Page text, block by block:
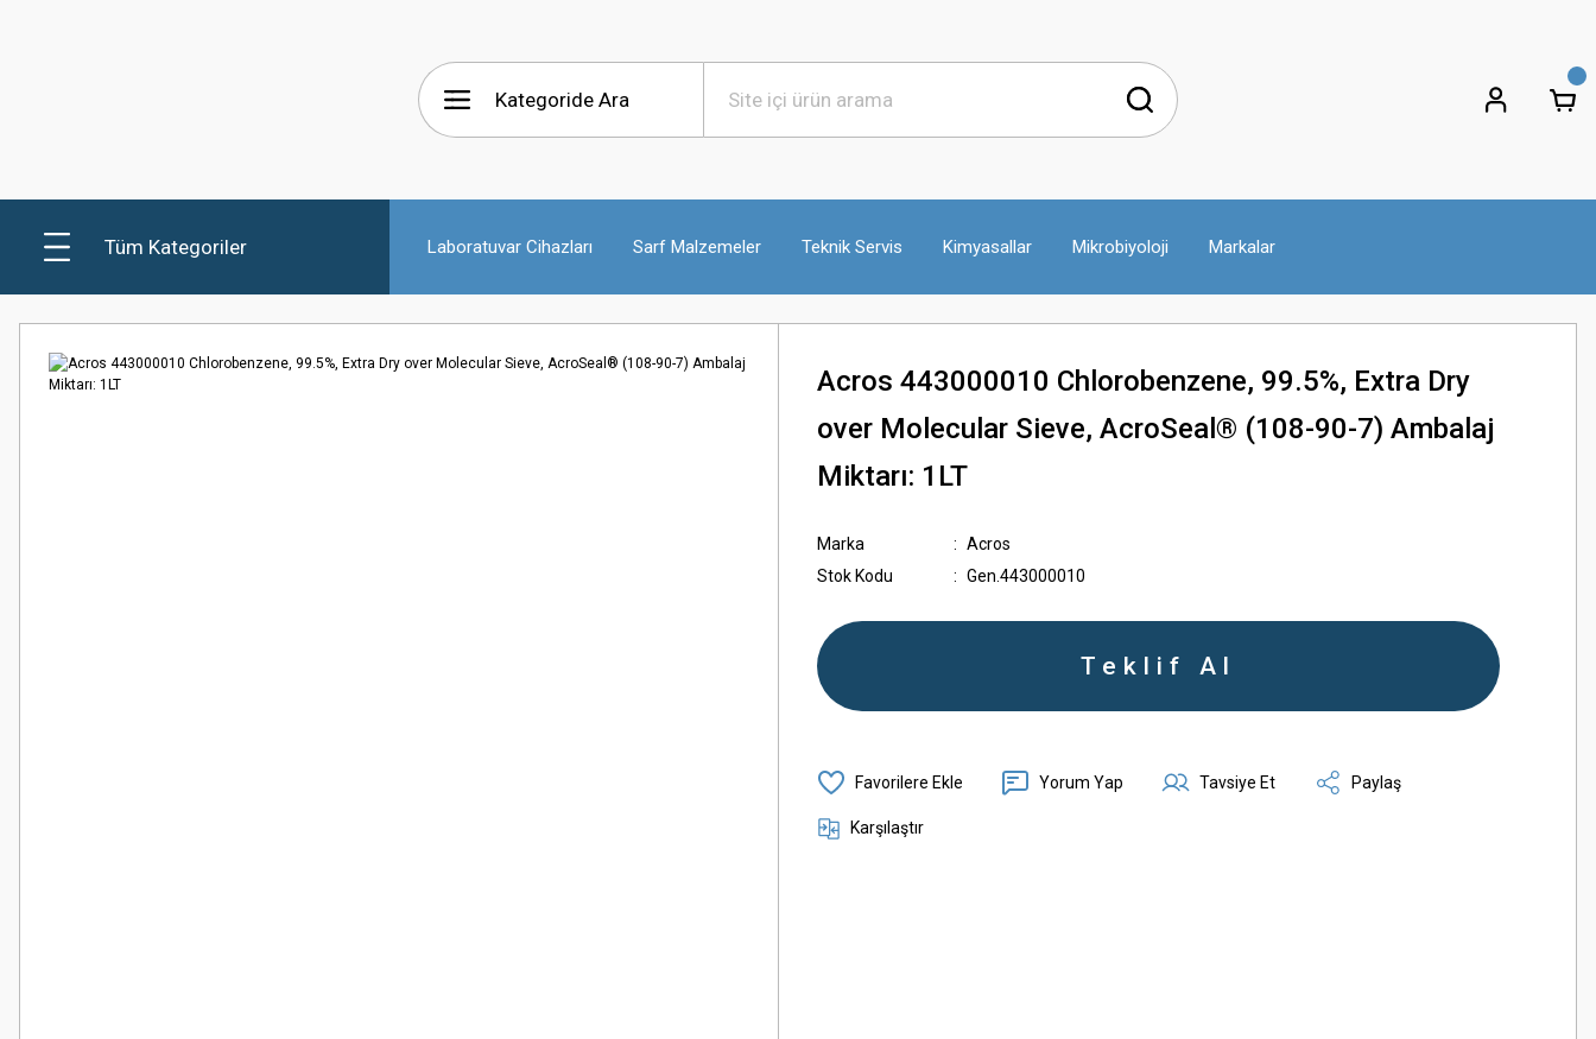
Tüm Kategoriler Laboratuvar Cihazları Sarf Malzemeler Teknik Servis Kimyasallar Mikrobiyoloji Markalar
Acros 443000010 Chlorobenzene, 99.5%, Extra Dry
over Molecular Sieve, AcroSeal® (108-90-7) Ambalaj
Miktarı: 1LT
Marka
Acros
Stok Kodu
Gen.443000010
Teklif Al
Yorum Yap Tavsiye Et Paylaş
Karşılaştır